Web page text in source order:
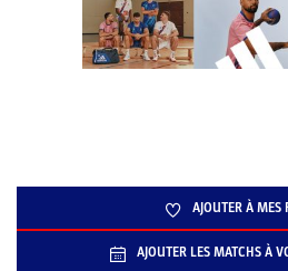
AJOUTER À MES
AJOUTER LES MATCHS À